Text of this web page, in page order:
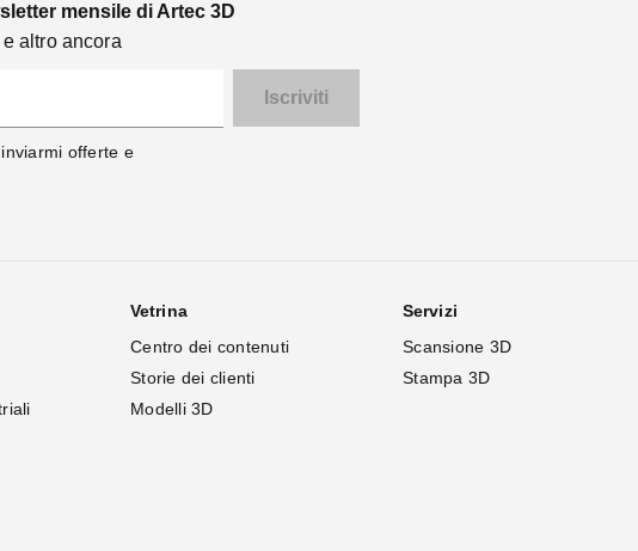
mensile di Artec 3D
altro ancora
offerte e
Vetrina
Centro dei contenuti
Storie dei clienti
Modelli 3D
Servizi
Scansione 3D
Stampa 3D